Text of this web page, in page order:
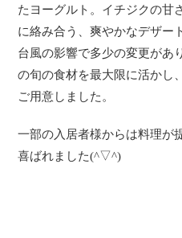
たヨーグルト。イチジクの甘
に絡み合う、爽やかなデザー
台風の影響で多少の変更があ
の旬の食材を最大限に活かし
ご用意しました。
一部の入居者様からは料理が
喜ばれました(^▽^)